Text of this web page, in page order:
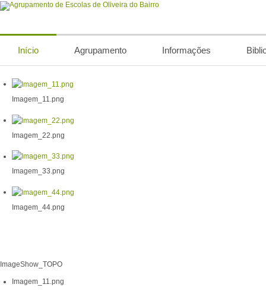
Início Agrupamento Informações
Imagem_11.png
Imagem_22.png
Imagem_33.png
Imagem_44.png
ImageShow_TOPO
Imagem_11.png